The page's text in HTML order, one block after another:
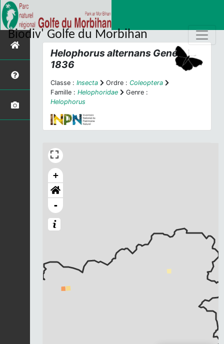
Biodiv' Golfe du Morbihan
Helophorus alternans Gené,
1836
Classe : Insecta Ordre : Coleoptera
Famille : Helophoridae
Genre :
Helophorus
+
-